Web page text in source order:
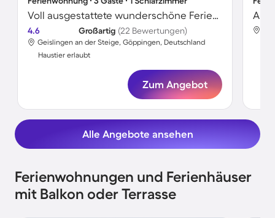
Voll ausgestattete wunderschöne Ferienwohnung mit Terrasse, Garten und Grill | Haustiere erlaubt
4.6 Großartig (22 Bewertungen)
Geislingen an der Steige, Göppingen, Deutschland
Haustier erlaubt
Zum Angebot
Alle Angebote ansehen
Ferienwohnungen und Ferienhäuser
mit Balkon oder Terrasse